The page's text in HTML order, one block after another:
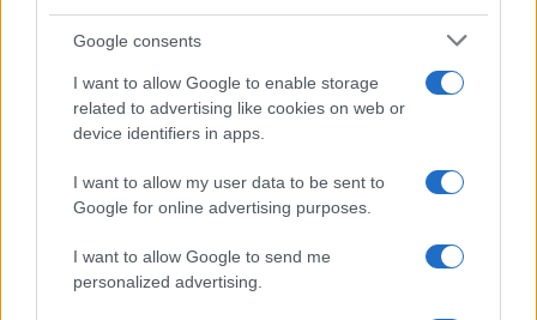
Google consents
I want to allow Google to enable storage
related to advertising like cookies on web or
device identifiers in apps.
I want to allow my user data to be sent to
Google for online advertising purposes.
I want to allow Google to send me
personalized advertising.